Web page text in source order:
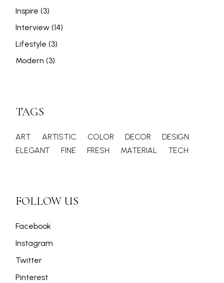
Inspire (3)
Interview (14)
Lifestyle (3)
Modern (3)
TAGS
ART ARTISTIC COLOR DECOR
DESIGN
ELEGANT
FINE FRESH MATERIAL TECH
FOLLOW US
Facebook
Instagram
Twitter
Pinterest